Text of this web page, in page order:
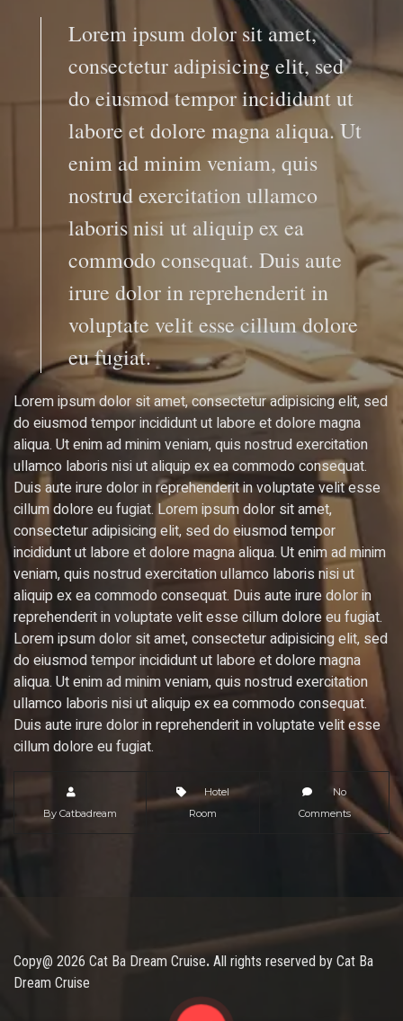
Lorem ipsum dolor sit amet,
consectetur adipisicing elit, sed
do eiusmod tempor incididunt ut
labore et dolore magna aliqua. Ut
enim ad minim veniam, quis
nostrud exercitation ullamco
laboris nisi ut aliquip ex ea
commodo consequat. Duis aute
irure dolor in reprehenderit in
voluptate velit esse cillum dolore
eu fugiat.
Lorem ipsum dolor sit amet, consectetur adipisicing elit, sed
do eiusmod tempor incididunt ut labore et dolore magna
aliqua. Ut enim ad minim veniam, quis nostrud exercitation
ullamco laboris nisi ut aliquip ex ea commodo consequat.
Duis aute irure dolor in reprehenderit in voluptate velit esse
cillum dolore eu fugiat. Lorem ipsum dolor sit amet,
consectetur adipisicing elit, sed do eiusmod tempor
incididunt ut labore et dolore magna aliqua. Ut enim ad minim
veniam, quis nostrud exercitation ullamco laboris nisi ut
aliquip ex ea commodo consequat. Duis aute irure dolor in
reprehenderit in voluptate velit esse cillum dolore eu fugiat.
Lorem ipsum dolor sit amet, consectetur adipisicing elit, sed
do eiusmod tempor incididunt ut labore et dolore magna
aliqua. Ut enim ad minim veniam, quis nostrud exercitation
ullamco laboris nisi ut aliquip ex ea commodo consequat.
Duis aute irure dolor in reprehenderit in voluptate velit esse
cillum dolore eu fugiat.
By Catbadream
Hotel
Room
No
Comments
Copy@ 2026 Cat Ba Dream Cruise. All rights reserved by Cat Ba
Dream Cruise